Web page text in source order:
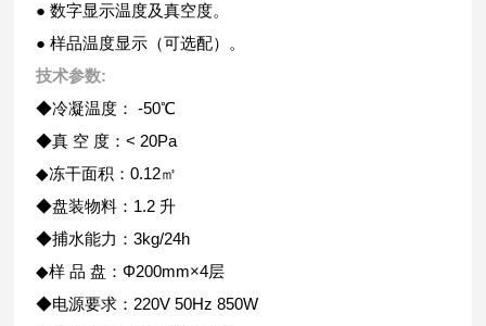
● 数字显示温度及真空度。
● 样品温度显示（可选配）。
技术参数:
◆冷凝温度： -50℃
◆真 空 度：< 20Pa
◆冻干面积：0.12㎡
◆盘装物料：1.2 升
◆捕水能力：3kg/24h
◆样 品 盘：Φ200mm×4层
◆电源要求：220V 50Hz 850W